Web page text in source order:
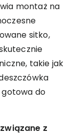
montaż na
sitko,
takie jak
do
z